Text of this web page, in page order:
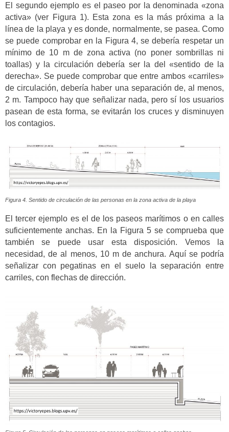
El segundo ejemplo es el paseo por la denominada «zona
activa» (ver Figura 1). Esta zona es la más próxima a la
línea de la playa y es donde, normalmente, se pasea. Como
se puede comprobar en la Figura 4, se debería respetar un
mínimo de 10 m de zona activa (no poner sombrillas ni
toallas) y la circulación debería ser la del «sentido de la
derecha». Se puede comprobar que entre ambos «carriles»
de circulación, debería haber una separación de, al menos,
2 m. Tampoco hay que señalizar nada, pero sí los usuarios
pasean de esta forma, se evitarán los cruces y disminuyen
los contagios.
Figura 4. Sentido de circulación de las personas en la zona activa de la playa
El tercer ejemplo es el de los paseos marítimos o en calles
suficientemente anchas. En la Figura 5 se comprueba que
también se puede usar esta disposición. Vemos la
necesidad, de al menos, 10 m de anchura. Aquí se podría
señalizar con pegatinas en el suelo la separación entre
carriles, con flechas de dirección.